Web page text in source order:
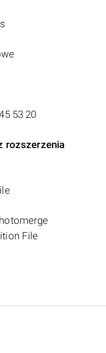
53 20
rozszerzenia
File